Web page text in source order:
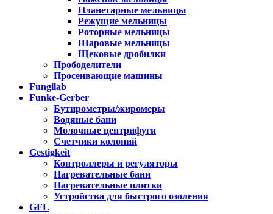
Планетарные мельницы
Режущие мельницы
Роторные мельницы
Шаровые мельницы
Щековые дробилки
Прободелители
Просеивающие машины
Fungilab
Funke-Gerber
Бутирометры/жиромеры
Водяные бани
Молочные центрифуги
Счетчики колоний
Gestigkeit
Контроллеры и регуляторы
Нагревательные бани
Нагревательные плитки
Устройства для быстрого озоления
GFL